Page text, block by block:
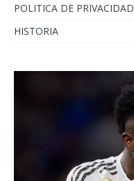
POLITICA DE PRIVACIDAD
HISTORIA